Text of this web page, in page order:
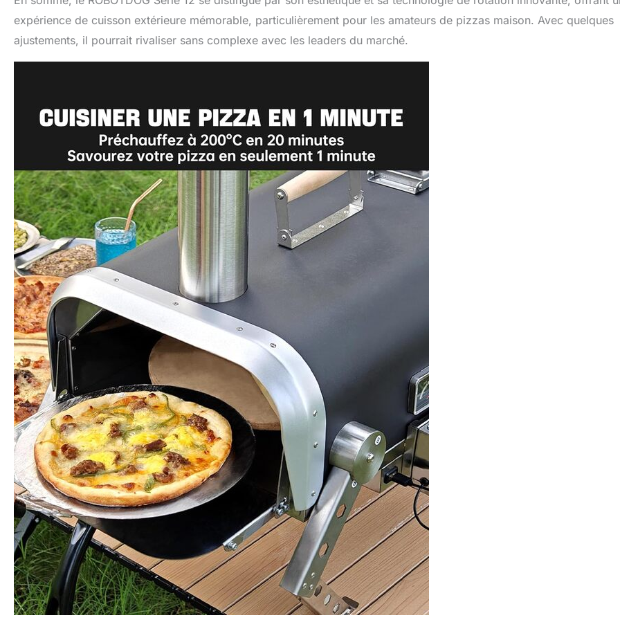
expérience de cuisson extérieure mémorable, particulièrement pour les amateurs de pizzas maison. Avec quelques
ajustements, il pourrait rivaliser sans complexe avec les leaders du marché.